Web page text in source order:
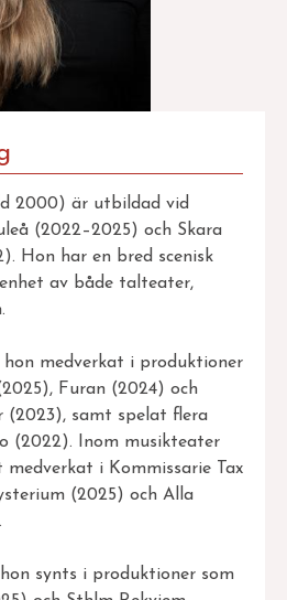
2000) är utbildad vid
(2022–2025) och Skara
Hon har en bred scenisk
av både talteater,
hon medverkat i produktioner
Furan (2024) och
(2023), samt spelat flera
(2022). Inom musikteater
i Kommissarie Tax
(2025) och Alla
synts i produktioner som